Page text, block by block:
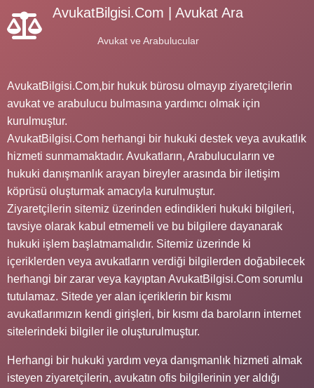
AvukatBilgisi.Com | Avukat Ara
Avukat ve Arabulucular
AvukatBilgisi.Com,bir hukuk bürosu olmayıp ziyaretçilerin
avukat ve arabulucu bulmasına yardımcı olmak için
kurulmuştur.
AvukatBilgisi.Com herhangi bir hukuki destek veya avukatlık
hizmeti sunmamaktadır. Avukatların, Arabulucuların ve
hukuki danışmanlık arayan bireyler arasında bir iletişim
köprüsü oluşturmak amacıyla kurulmuştur.
Ziyaretçilerin sitemiz üzerinden edindikleri hukuki bilgileri,
tavsiye olarak kabul etmemeli ve bu bilgilere dayanarak
hukuki işlem başlatmamalıdır. Sitemiz üzerinde ki
içeriklerden veya avukatların verdiği bilgilerden doğabilecek
herhangi bir zarar veya kayıptan AvukatBilgisi.Com sorumlu
tutulamaz. Sitede yer alan içeriklerin bir kısmı
avukatlarımızın kendi girişleri, bir kısmı da baroların internet
sitelerindeki bilgiler ile oluşturulmuştur.
Herhangi bir hukuki yardım veya danışmanlık hizmeti almak
isteyen ziyaretçilerin, avukatın ofis bilgilerinin yer aldığı